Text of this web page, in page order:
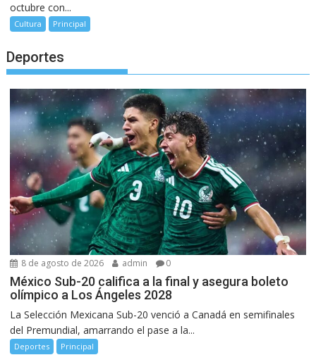
octubre con...
Cultura Principal
Deportes
8 de agosto de 2026 admin 0
México Sub-20 califica a la final y asegura boleto
olímpico a Los Ángeles 2028
La Selección Mexicana Sub-20 venció a Canadá en semifinales
del Premundial, amarrando el pase a la...
Deportes Principal